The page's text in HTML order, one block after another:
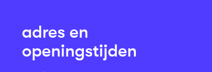
adres en
openingstijden